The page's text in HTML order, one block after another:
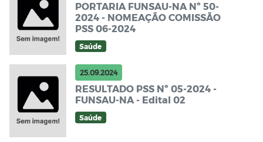
PORTARIA FUNSAU-NA Nº 50-
2024 - NOMEAÇÃO COMISSÃO
PSS 06-2024
Saúde
25.09.2024
RESULTADO PSS Nº 05-2024 -
FUNSAU-NA - Edital 02
Saúde